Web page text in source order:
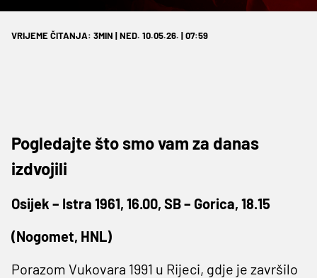
VRIJEME ČITANJA: 3MIN | NED. 10.05.26. | 07:59
Pogledajte što smo vam za danas
izdvojili
Osijek – Istra 1961, 16.00, SB – Gorica, 18.15
(Nogomet, HNL)
Porazom Vukovara 1991 u Rijeci, gdje je završilo